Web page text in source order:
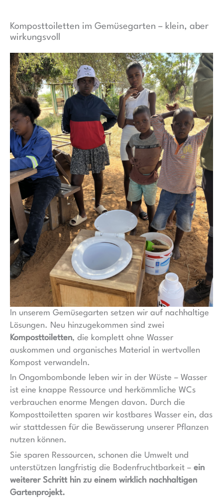
Komposttoiletten im Gemüsegarten – klein, aber
wirkungsvoll
In unserem Gemüsegarten setzen wir auf nachhaltige
Lösungen. Neu hinzugekommen sind zwei
Komposttoiletten, die komplett ohne Wasser
auskommen und organisches Material in wertvollen
Kompost verwandeln.
In Ongombombonde leben wir in der Wüste – Wasser
ist eine knappe Ressource und herkömmliche WCs
verbrauchen enorme Mengen davon. Durch die
Komposttoiletten sparen wir kostbares Wasser ein, das
wir stattdessen für die Bewässerung unserer Pflanzen
nutzen können.
Sie sparen Ressourcen, schonen die Umwelt und
unterstützen langfristig die Bodenfruchtbarkeit – ein
weiterer Schritt hin zu einem wirklich nachhaltigen
Gartenprojekt.